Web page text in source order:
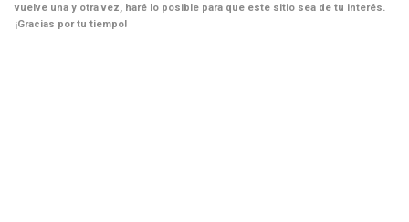
vuelve una y otra vez, haré lo posible para que este sitio sea de tu interés.
¡Gracias por tu tiempo!